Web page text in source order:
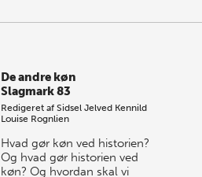
De andre køn
Slagmark 83
Redigeret afSidsel Jelved Kennild
Louise Rognlien
Hvad gør køn ved historien?
Og hvad gør historien ved
køn? Og hvordan skal vi